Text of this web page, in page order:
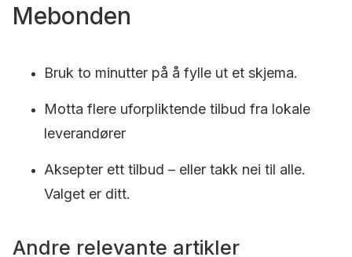
Mebonden
Bruk to minutter på å fylle ut et skjema.
Motta flere uforpliktende tilbud fra lokale
leverandører
Aksepter ett tilbud – eller takk nei til alle.
Valget er ditt.
Andre relevante artikler